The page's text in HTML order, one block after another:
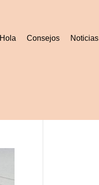
Consejos Noticias